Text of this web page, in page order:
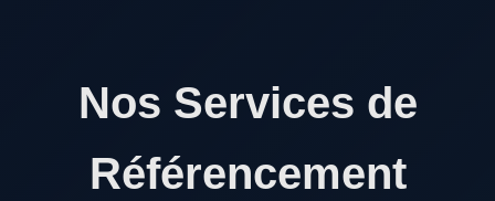
Nos Services de
Référencement